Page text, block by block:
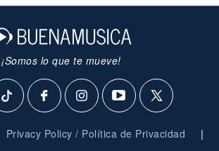
¡Somos lo que te mueve!
Privacy Policy / Política de Privacidad |